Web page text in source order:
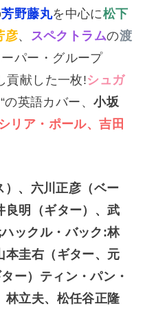
芳野藤丸を中心に松下
彦、 スペクトラムの渡
パー・グループ
貢献した一枚!シュガ
“の英語カバー、小坂
シリア・ポール、吉田
）、六川正彦（ベー
良明（ギター）、武
ックル・バック:林
本圭右（ギター、元
ター）ティン・パン・
林立夫、松任谷正隆